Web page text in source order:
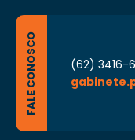
FALE CONOSCO
(62) 3416-